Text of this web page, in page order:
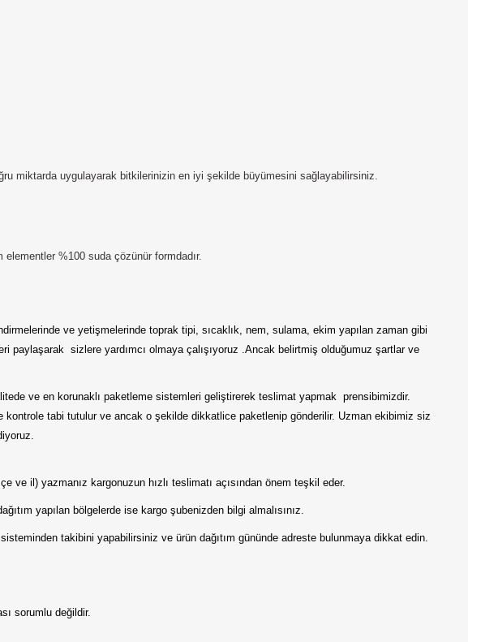
miktarda uygulayarak bitkilerinizin en iyi şekilde büyümesini sağlayabilirsiniz.
elementler %100 suda çözünür formdadır.
ve yetişmelerinde toprak tipi, sıcaklık, nem, sulama, ekim yapılan zaman gibi
paylaşarak sizlere yardımcı olmaya çalışıyoruz .Ancak belirtmiş olduğumuz şartlar ve
ve en korunaklı paketleme sistemleri geliştirerek teslimat yapmak prensibimizdir.
kontrole tabi tutulur ve ancak o şekilde dikkatlice paketlenip gönderilir. Uzman ekibimiz siz
ve il) yazmanız kargonuzun hızlı teslimatı açısından önem teşkil eder.
yapılan bölgelerde ise kargo şubenizden bilgi almalısınız.
takibini yapabilirsiniz ve ürün dağıtım gününde adreste bulunmaya dikkat edin.
sorumlu değildir.